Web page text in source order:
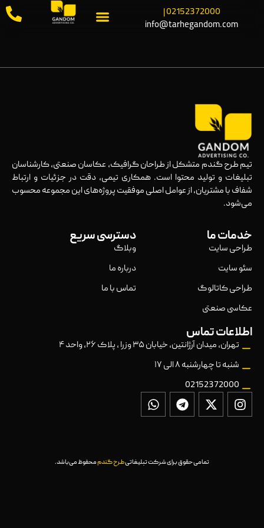
02152372000 |
info@tarhegandom.com
تیم طرح گندم متشکل از طراحان گرافیک، عکاسان صنعتی، کارشناسان
تبلیغات و تولید محتوا است. همکاری تیمی، دقت در جزئیات و ارتباط
شفاف با مشتریان، از عوامل اصلی موفقیت پروژه‌های این مجموعه محسوب
می‌شود.
خدمات ما
طراحی سایت
سئو سایت
طراحی کاتالوگ
عکاسی صنعتی
دسترسی سریع
وبلاگ
درباره ما
تماس با ما
اطلاعات تماس
تهران، میدان آرژانتین، خیابان ۳۵ وزرا ، پلاک ۲۶، واحد ۴
شنبه تا چهارشنبه ۸ الی ۱۷
02152372000
تمامی حقوق برای شرکت تبلیغاتیطرح گندممحفوظ می‌باشد.